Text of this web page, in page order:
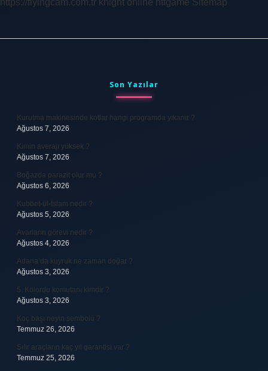
https://flyingcam.com.tr knight online nttgame Sitemap
Son Yazılar
Kurutma makinesinde kotlar hangi programda yıkanır ?
Ağustos 7, 2026
Kimin averajı yüksek ?
Ağustos 7, 2026
Boğazda parazit olur mu ?
Ağustos 6, 2026
Kubbet-ül-İslam nedir ?
Ağustos 5, 2026
Avarların görevi nedir ?
Ağustos 4, 2026
Adana’da kuyruk ne zaman doğar ?
Ağustos 3, 2026
5. Kolordu komutanı kimdir ?
Ağustos 3, 2026
Koç başı neyin sembolü ?
Temmuz 26, 2026
Sıfır araçların kaç yıl garantisi var ?
Temmuz 25, 2026